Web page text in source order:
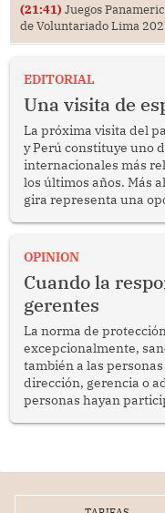
(21:41) Juegos
de Voluntariado Lima
EDITORIAL
Una visita de
La próxima visita del
y Perú constituye uno
internacionales más
los últimos años. Más
gira representa una
enfrenta desafíos en
OPINION
Cuando la
gerentes
La norma de
excepcionalmente,
también a las
dirección, gerencia o
personas hayan
por la frustrada